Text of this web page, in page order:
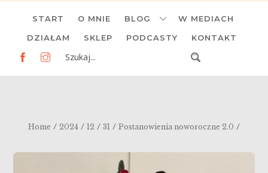
content
START O MNIE BLOG W MEDIACH
DZIAŁAM SKLEP PODCASTY KONTAKT
Home / 2024 / 12 / 31 / Postanowienia noworoczne 2.0 /